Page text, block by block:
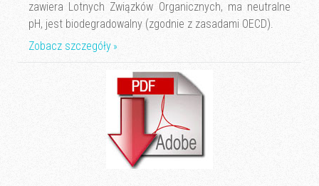
zawiera Lotnych Związków Organicznych, ma neutralne
pH, jest biodegradowalny (zgodnie z zasadami OECD).
Zobacz szczegóły